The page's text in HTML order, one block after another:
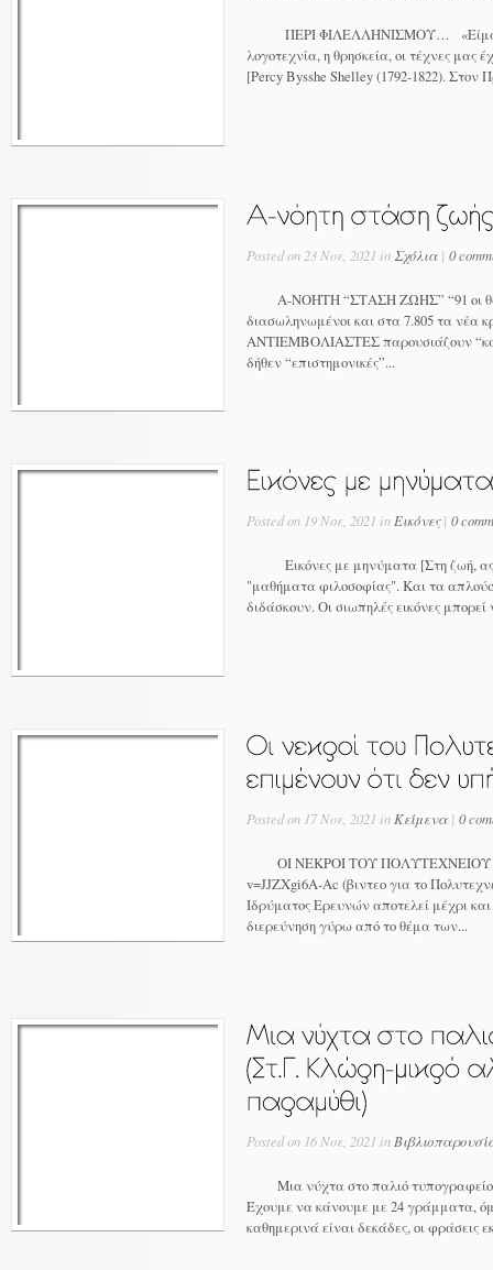
ΠΕΡΙ ΦΙΛΕΛΛΗΝΙΣΜΟΥ… «Είμαστε
λογοτεχνία, η θρησκεία, οι τέχνες μας
[Percy Bysshe Shelley (1792-1822). Στον
Posted on 23 Νοε, 2021 in Σχόλια | 0
Α-ΝΟΗΤΗ “ΣΤΑΣΗ ΖΩΗΣ” “91 οι
διασωληνωμένοι και στα 7.805 τα νέα
ΑΝΤΙΕΜΒΟΛΙΑΣΤΕΣ παρουσιάζουν
δήθεν “επιστημονικές”...
Posted on 19 Νοε, 2021 in Εικόνες| 0
Εικόνες με μηνύματα [Στη ζωή,
"μαθήματα φιλοσοφίας". Και τα
διδάσκουν. Οι σιωπηλές εικόνες
Posted on 17 Νοε, 2021 in Κείμενα | 0
ΟΙ ΝΕΚΡΟΙ ΤΟΥ ΠΟΛΥΤΕΧΝΕΙΟΥ
v=JJZXgi6A-Ac (βιντεο για το
Ιδρύματος Ερευνών αποτελεί μέχρι
διερεύνηση γύρω από το θέμα των...
Posted on 16 Νοε, 2021 in
Μια νύχτα στο παλιό
Έχουμε να κάνουμε με 24 γράμματα,
καθημερινά είναι δεκάδες, οι φράσεις